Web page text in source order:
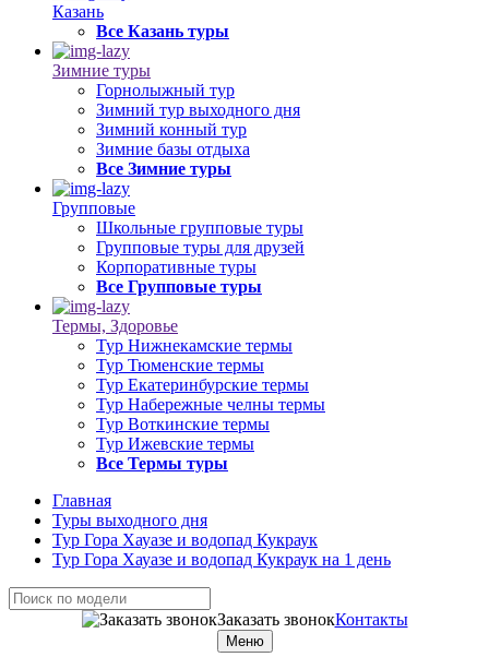
Казань
Все Казань туры
Зимние туры
Горнолыжный тур
Зимний тур выходного дня
Зимний конный тур
Зимние базы отдыха
Все Зимние туры
Групповые
Школьные групповые туры
Групповые туры для друзей
Корпоративные туры
Все Групповые туры
Термы, Здоровье
Тур Нижнекамские термы
Тур Тюменские термы
Тур Екатеринбурские термы
Тур Набережные челны термы
Тур Воткинские термы
Тур Ижевские термы
Все Термы туры
Главная
Туры выходного дня
Тур Гора Хауазе и водопад Кукраук
Тур Гора Хауазе и водопад Кукраук на 1 день
Заказать звонокКонтакты
Меню